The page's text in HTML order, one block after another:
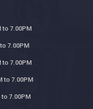
7.00PM
7.00PM
7.00PM
to 7.00PM
7.00PM